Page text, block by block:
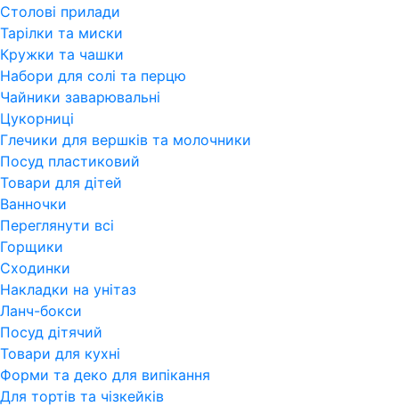
Столові прилади
Тарілки та миски
Кружки та чашки
Набори для солі та перцю
Чайники заварювальні
Цукорниці
Глечики для вершків та молочники
Посуд пластиковий
Товари для дітей
Ванночки
Переглянути всi
Горщики
Сходинки
Накладки на унітаз
Ланч-бокси
Посуд дітячий
Товари для кухні
Форми та деко для випікання
Для тортів та чізкейків